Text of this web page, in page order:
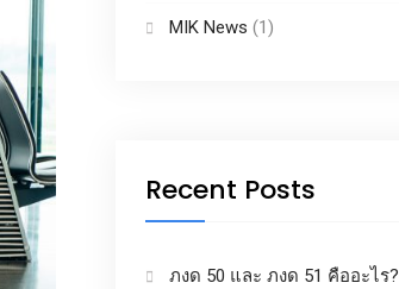
MIK News (1)
Recent Posts
ภงด 50 และ ภงด 51 คืออะไร?